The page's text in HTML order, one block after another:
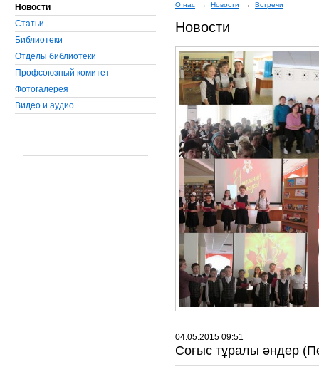
Новости
Статьи
Библиотеки
Отделы библиотеки
Профсоюзный комитет
Фотогалерея
Видео и аудио
О нас → Новости → Встречи
Новости
04.05.2015 09:51
Соғыс тұралы әндер